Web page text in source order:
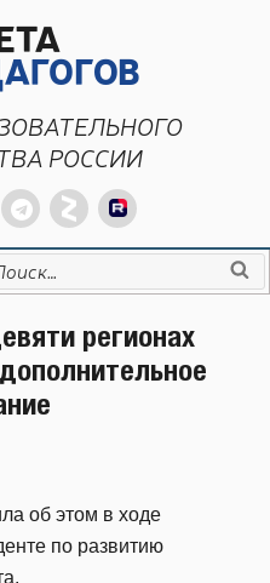
РОССИИ
регионах
об этом в ходе
по развитию